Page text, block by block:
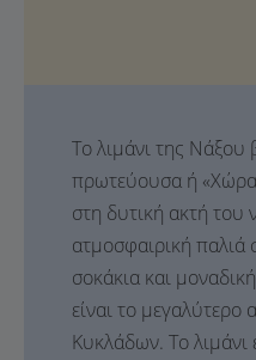
Το λιμάνι της Νάξου
πρωτεύουσα ή
στη δυτική ακτή του
ατμοσφαιρική παλιά
σοκάκια και
είναι το μεγαλύτερο
Κυκλάδων. Το λιμάνι